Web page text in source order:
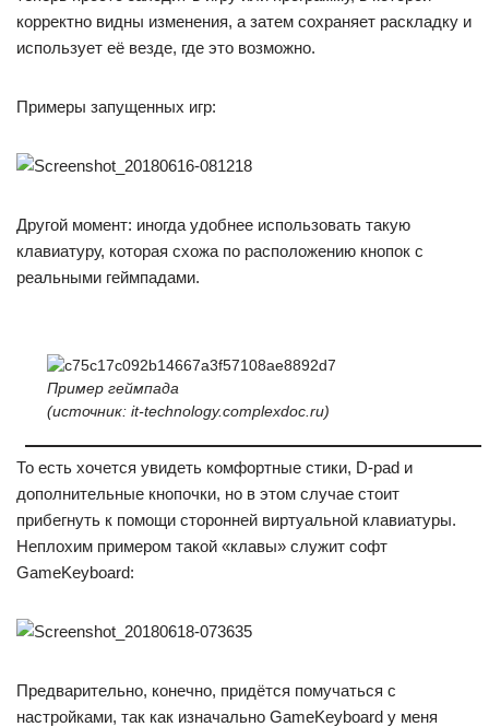
корректно видны изменения, а затем сохраняет раскладку и
использует её везде, где это возможно.
Примеры запущенных игр:
Другой момент: иногда удобнее использовать такую
клавиатуру, которая схожа по расположению кнопок с
реальными геймпадами.
Пример геймпада
(источник: it-technology.complexdoc.ru)
То есть хочется увидеть комфортные стики, D-pad и
дополнительные кнопочки, но в этом случае стоит
прибегнуть к помощи сторонней виртуальной клавиатуры.
Неплохим примером такой «клавы» служит софт
GameKeyboard:
Предварительно, конечно, придётся помучаться с
настройками, так как изначально GameKeyboard у меня